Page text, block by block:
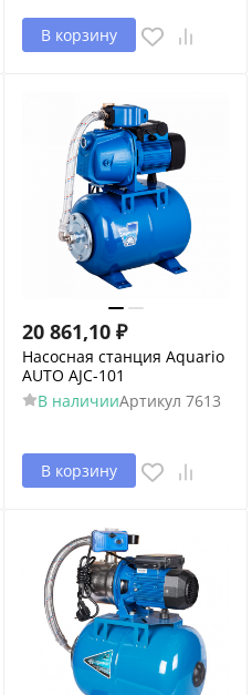
В корзину
20 861,10 ₽
Насосная станция Aquario
AUTO AJC-101
В наличииАртикул 7613
В корзину